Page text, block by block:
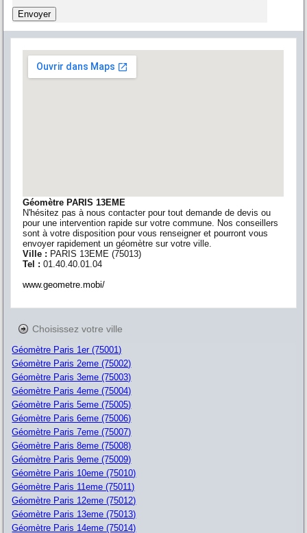
Géomètre PARIS 13EME
N'hésitez pas à nous contacter pour tout demande de devis ou
pour une intervention rapide sur votre commune. Nos conseillers
sont à votre disposition pour vous renseigner et pourront vous
envoyer rapidement un géomètre sur votre ville.
Ville : PARIS 13EME (75013)
Tel :01.40.40.01.04
www.geometre.mobi/
Choisissez votre ville
Géomètre Paris 1er (75001)
Géomètre Paris 2eme (75002)
Géomètre Paris 3eme (75003)
Géomètre Paris 4eme (75004)
Géomètre Paris 5eme (75005)
Géomètre Paris 6eme (75006)
Géomètre Paris 7eme (75007)
Géomètre Paris 8eme (75008)
Géomètre Paris 9eme (75009)
Géomètre Paris 10eme (75010)
Géomètre Paris 11eme (75011)
Géomètre Paris 12eme (75012)
Géomètre Paris 13eme (75013)
Géomètre Paris 14eme (75014)